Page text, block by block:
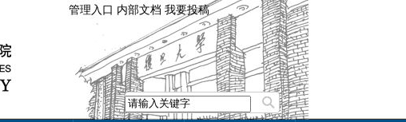
管理入口 内部文档 我要投稿